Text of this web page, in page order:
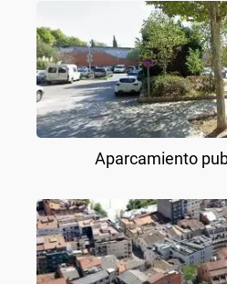
Aparcamiento